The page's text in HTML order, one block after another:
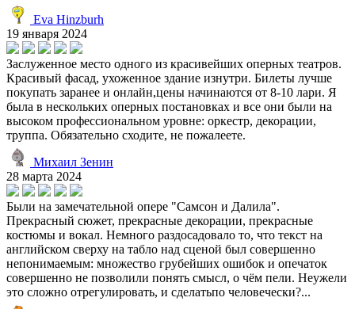
Eva Hinzburh
19 января 2024
Заслуженное место одного из красивейших оперных театров.
Красивый фасад, ухоженное здание изнутри. Билеты лучше
покупать заранее и онлайн,цены начинаются от 8-10 лари. Я
была в нескольких оперных постановках и все они были на
высоком профессиональном уровне: оркестр, декорации,
труппа. Обязательно сходите, не пожалеете.
Михаил Зенин
28 марта 2024
Были на замечательной опере "Самсон и Далила".
Прекрасный сюжет, прекрасные декорации, прекрасные
костюмы и вокал. Немного раздосадовало то, что текст на
английском сверху на табло над сценой был совершенно
непонимаемым: множество грубейших ошибок и опечаток
совершенно не позволили понять смысл, о чём пели. Неужели
это сложно отрегулировать, и сделатьпо человечески?...